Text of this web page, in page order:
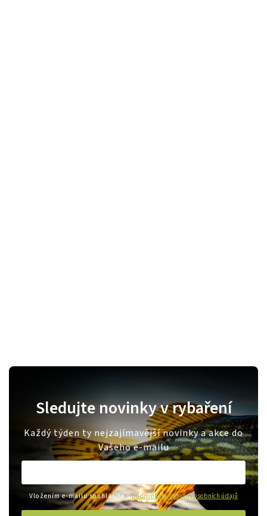
Sledujte novinky v rybaření
Každý týden ty nejzajímavější novinky a akce do
Vašeho e-mailu
Vložením e-mailu souhlasíte spodmínkami ochrany osobních údajů